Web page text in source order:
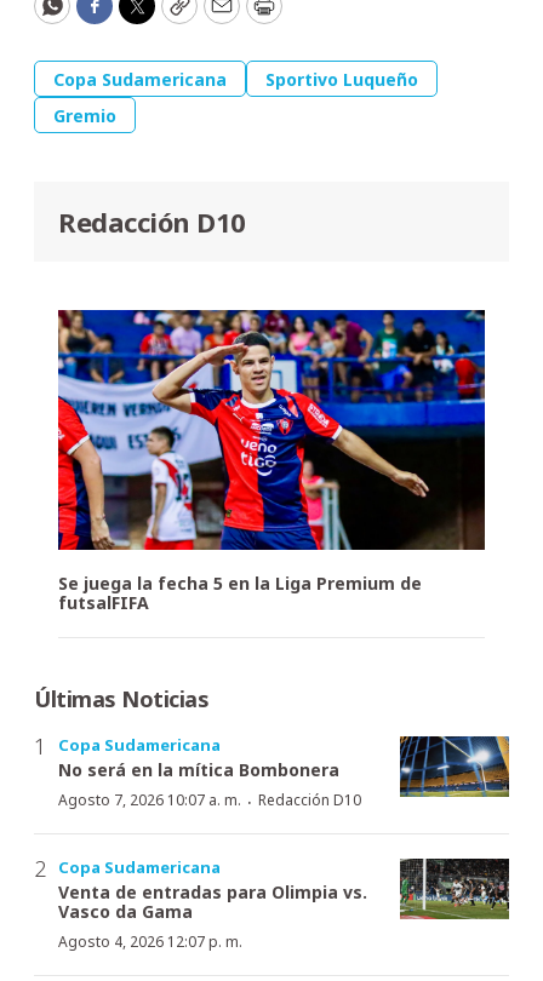
WhatsApp
Facebook
Twitter
CopyEmailPrint
Copa Sudamericana
Sportivo Luqueño
Gremio
Redacción D10
Se juega la fecha 5 en la Liga Premium de
futsalFIFA
Últimas Noticias
Copa Sudamericana
No será en la mítica Bombonera
Agosto 7, 2026 10:07 a. m. · Redacción D10
Copa Sudamericana
Venta de entradas para Olimpia vs.
Vasco da Gama
Agosto 4, 2026 12:07 p. m.